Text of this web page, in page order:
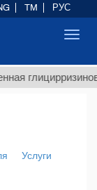
Услуги
TM РУС